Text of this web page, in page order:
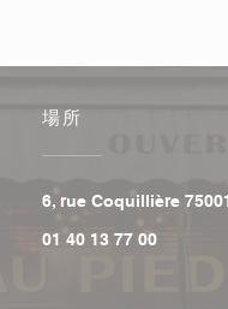
場所
6, rue Coquillière
01 40 13 77 00